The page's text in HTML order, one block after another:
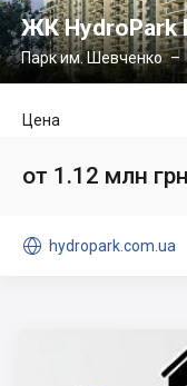
ЖК HydroPark
Парк им. Шевченко–
Цена
от 1.12 млн грн
 hydropark.com.ua